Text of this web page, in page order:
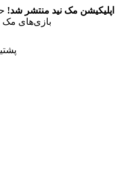
اپلیکیشن مک نید منتشر شد!
بازی‌های مک